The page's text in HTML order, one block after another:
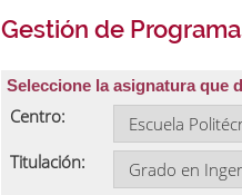
Gestión de
Seleccione la asignatura que
Centro:
Titulación: